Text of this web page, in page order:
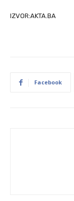
IZVOR:AKTA.BA
Facebook